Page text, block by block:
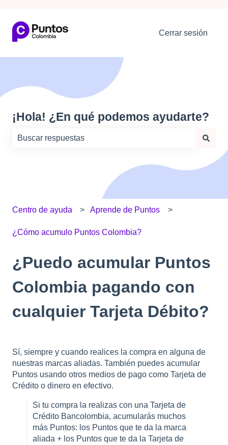
Cerrar sesión
¡Hola! ¿En qué podemos ayudarte?
No hay sugerencias porque el campo de búsqueda
Centro de ayuda Aprende de Puntos
¿Cómo acumulo Puntos Colombia?
¿Puedo acumular Puntos
Colombia pagando con
cualquier Tarjeta Débito?
Sí, siempre y cuando realices la compra en alguna de
nuestras marcas aliadas. También puedes acumular
Puntos usando otros medios de pago como Tarjeta de
Crédito o dinero en efectivo.
Si tu compra la realizas con una Tarjeta de
Crédito Bancolombia, acumularás muchos
más Puntos: los Puntos que te da la marca
aliada + los Puntos que te da la Tarjeta de